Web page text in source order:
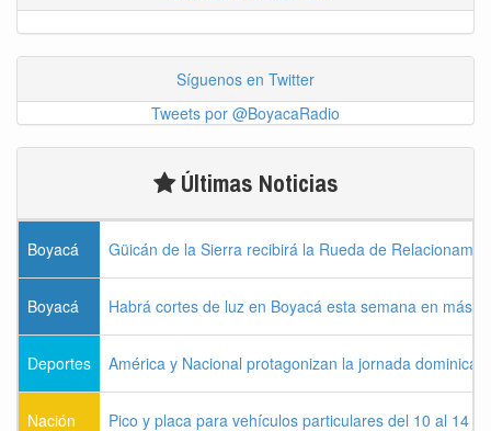
Síguenos en Twitter
Tweets por @BoyacaRadio
Últimas Noticias
Boyacá Güicán de la Sierra recibirá la Rueda de
Boyacá Habrá cortes de luz en Boyacá esta semana en más
Deportes América y Nacional protagonizan la jornada dominical
Nación Pico y placa para vehículos particulares del 10 al 14